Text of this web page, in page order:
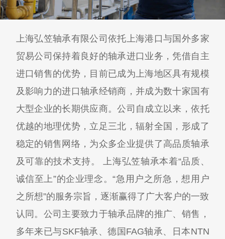
上海弘笠轴承有限公司依托上海港口与国外多家
贸易公司保持着良好的轴承进口业务，凭借自主
进口销售的优势，目前已成为上海地区具有规模
及影响力的进口轴承经销商，并成为数十家国有
大型企业的长期供应商。公司自成立以来，依托
优越的地理优势，立足三北，辐射全国，形成了
稳定的销售网络，为众多企业提供了高品质轴承
及可靠的技术支持。 上海弘笠轴承本着“品质、
诚信至上”的企业理念。“急用户之所急，想用户
之所想”的服务宗旨，逐渐赢得了广大客户的一致
认同。公司主要致力于轴承品牌的推广、销售，
多年来已与SKF轴承、德国FAG轴承、日本NTN